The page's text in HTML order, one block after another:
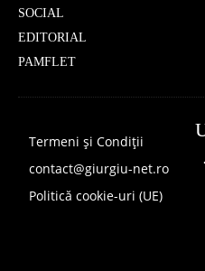
SOCIAL
EDITORIAL
PAMFLET
Termeni și Condiții
contact@giurgiu-net.ro
Politică cookie-uri (UE)